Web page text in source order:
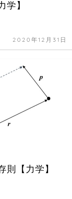
学】
2020年12月31日
則【力学】